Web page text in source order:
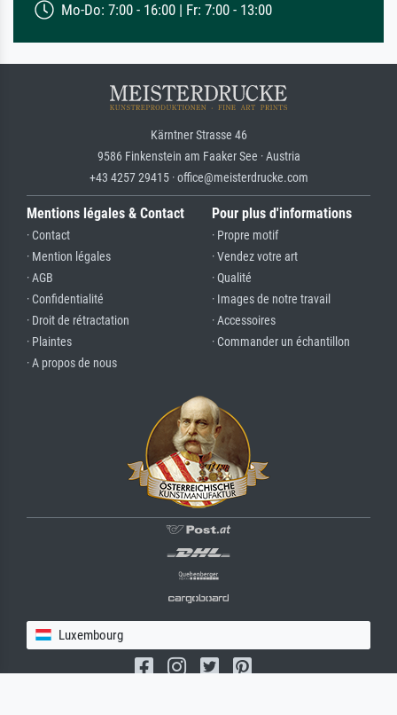
Mo-Do: 7:00 - 16:00 | Fr: 7:00 - 13:00
Kärntner Strasse 46
9586 Finkenstein am Faaker See · Austria
+43 4257 29415 · office@meisterdrucke.com
Mentions légales & Contact
· Contact
· Mention légales
· AGB
· Confidentialité
· Droit de rétractation
· Plaintes
· A propos de nous
Pour plus d'informations
· Propre motif
· Vendez votre art
· Qualité
· Images de notre travail
· Accessoires
· Commander un échantillon
Luxembourg